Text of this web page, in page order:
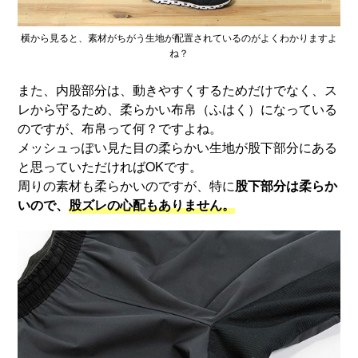
横から見ると、素材がちがう生地が配置されているのがよくわかりますよ
ね？
また、内股部分は、動きやすくするためだけでなく、ス
レから守るため、柔らかい布帛（ふはく）になっている
のですが、布帛って何？ですよね。
メッシュっぽい見た目の柔らかい生地が股下部分にある
と思っていただければOKです。
周りの素材も柔らかいのですが、特に股下部分は柔らか
いので、股ズレの心配もありません。